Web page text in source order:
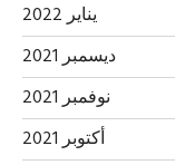
يناير 2022
ديسمبر 2021
نوفمبر 2021
أكتوبر 2021